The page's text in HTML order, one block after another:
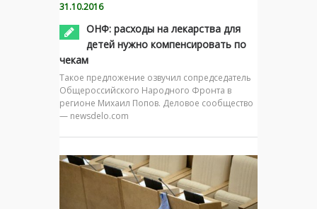
31.10.2016
ОНФ: расходы на лекарства для
детей нужно компенсировать по
чекам
Такое предложение озвучил сопредседатель
Общероссийского Народного Фронта в
регионе Михаил Попов. Деловое сообщество
— newsdelo.com